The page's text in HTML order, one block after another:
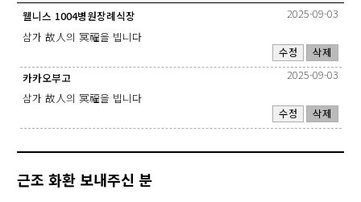
웰니스 1004병원장례식장
2025-09-03
삼가 故人의 冥福을 빕니다
수정
삭제
카카오부고
2025-09-03
삼가 故人의 冥福을 빕니다
수정
삭제
근조 화환 보내주신 분